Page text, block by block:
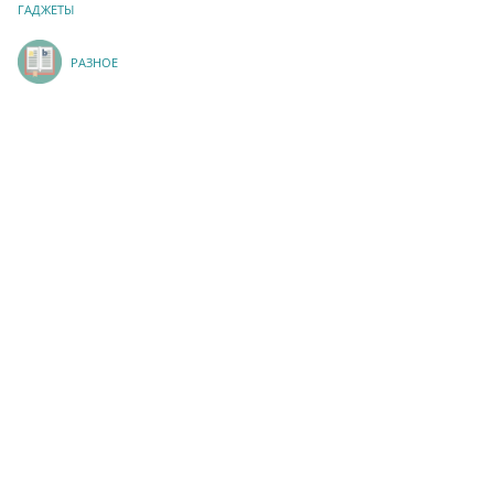
ГАДЖЕТЫ
РАЗНОЕ